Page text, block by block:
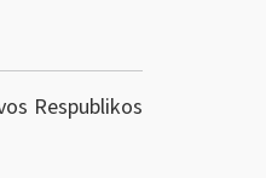
Respublikos